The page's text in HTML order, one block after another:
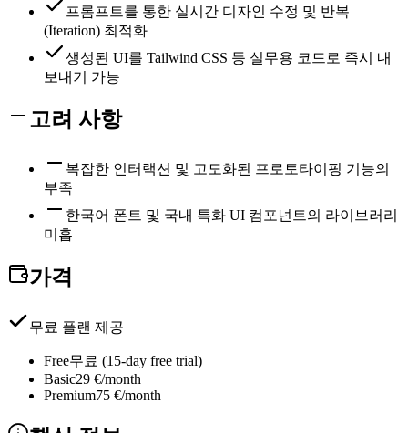
프롬프트를 통한 실시간 디자인 수정 및 반복
(Iteration) 최적화
생성된 UI를 Tailwind CSS 등 실무용 코드로 즉시 내
보내기 가능
고려 사항
복잡한 인터랙션 및 고도화된 프로토타이핑 기능의
부족
한국어 폰트 및 국내 특화 UI 컴포넌트의 라이브러리
미흡
가격
무료 플랜 제공
Free무료 (15-day free trial)
Basic29 €/month
Premium75 €/month